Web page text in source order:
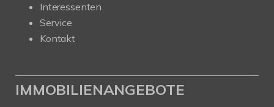
Interessenten
Service
Kontakt
IMMOBILIENANGEBOTE